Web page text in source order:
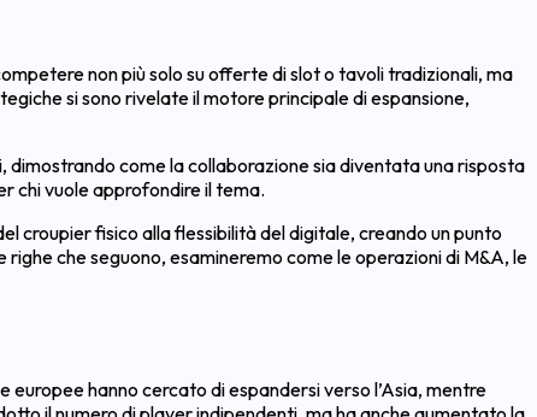
non più solo su offerte di slot o tavoli tradizionali, ma
si sono rivelate il motore principale di espansione,
dimostrando come la collaborazione sia diventata una risposta
chi vuole approfondire il tema.
croupier fisico alla flessibilità del digitale, creando un punto
che seguono, esamineremo come le operazioni di M&A, le
europee hanno cercato di espandersi verso l’Asia, mentre